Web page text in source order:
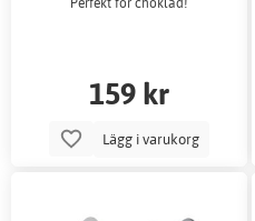
159 kr
Lägg i varukorg